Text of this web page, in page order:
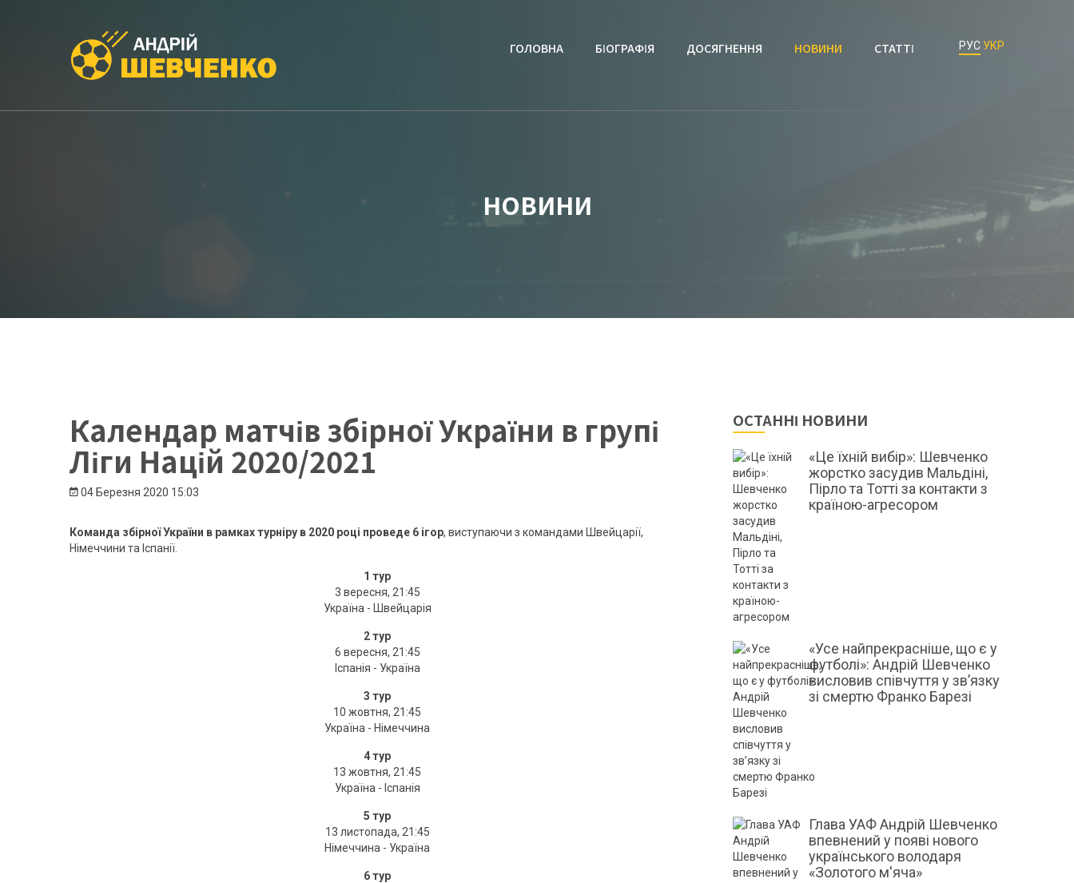
РУС УКР
ГОЛОВНА БІОГРАФІЯ ДОСЯГНЕННЯ НОВИНИ СТАТТІ
НОВИНИ
Календар матчів збірної України в групі
Ліги Націй 2020/2021
04 Березня 2020 15:03
Команда збірної України в рамках турніру в 2020 році проведе 6 ігор, виступаючи з командами Швейцарії,
Німеччини та Іспанії.
1 тур
3 вересня, 21:45
Україна - Швейцарія
2 тур
6 вересня, 21:45
Іспанія - Україна
3 тур
10 жовтня, 21:45
Україна - Німеччина
4 тур
13 жовтня, 21:45
Україна - Іспанія
5 тур
13 листопада, 21:45
Німеччина - Україна
6 тур
ОСТАННІ НОВИНИ
«Це їхній вибір»: Шевченко
жорстко засудив Мальдіні,
Пірло та Тотті за контакти з
країною-агресором
«Усе найпрекрасніше, що є у
футболі»: Андрій Шевченко
висловив співчуття у зв’язку
зі смертю Франко Барезі
Глава УАФ Андрій Шевченко
впевнений у появі нового
українського володаря
«Золотого м'яча»